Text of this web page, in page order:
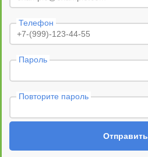
Телефон
Пароль
Повторите пароль
Отправить